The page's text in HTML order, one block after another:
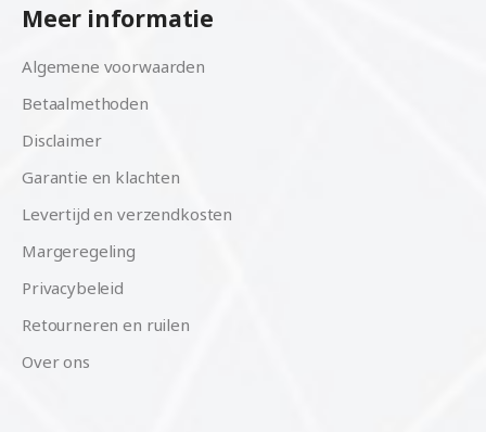
Meer informatie
Algemene voorwaarden
Betaalmethoden
Disclaimer
Garantie en klachten
Levertijd en verzendkosten
Margeregeling
Privacybeleid
Retourneren en ruilen
Over ons